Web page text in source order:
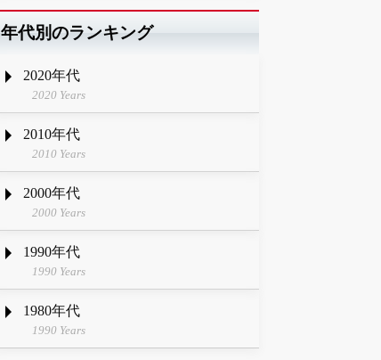
年代別のランキング
2020年代
2020 Years
2010年代
2010 Years
2000年代
2000 Years
1990年代
1990 Years
1980年代
1990 Years